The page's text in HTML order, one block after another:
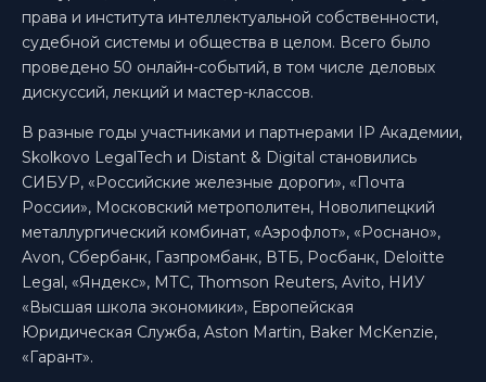
права и института интеллектуальной собственности,
судебной системы и общества в целом. Всего было
проведено 50 онлайн-событий, в том числе деловых
дискуссий, лекций и мастер-классов.
В разные годы участниками и партнерами IP Академии,
Skolkovo LegalTech и Distant & Digital становились
СИБУР, «Российские железные дороги», «Почта
России», Московский метрополитен, Новолипецкий
металлургический комбинат, «Аэрофлот», «Роснано»,
Avon, Сбербанк, Газпромбанк, ВТБ, Росбанк, Deloitte
Legal, «Яндекс», МТС, Thomson Reuters, Avito, НИУ
«Высшая школа экономики», Европейская
Юридическая Служба, Aston Martin, Baker McKenzie,
«Гарант».